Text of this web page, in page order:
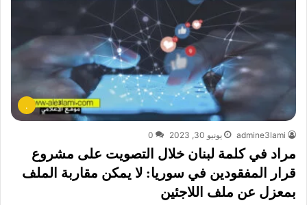
.
admine3lami يونيو 30, 2023 0
مراد في كلمة لبنان خلال التصويت على مشروع
قرار المفقودين في سوريا: لا يمكن مقاربة الملف
بمعزل عن ملف اللاجئين